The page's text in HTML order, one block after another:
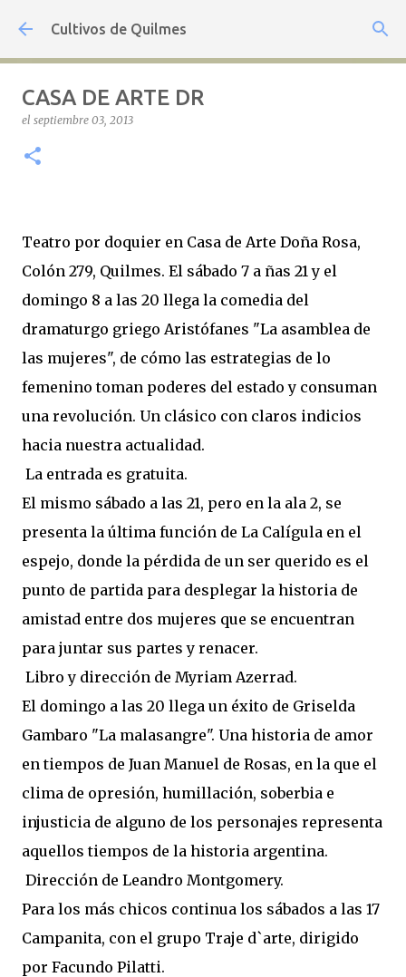
Ir al contenido principal
Cultivos de Quilmes
CASA DE ARTE DR
el septiembre 03, 2013
Teatro por doquier en Casa de Arte Doña Rosa,
Colón 279, Quilmes. El sábado 7 a ñas 21 y el
domingo 8 a las 20 llega la comedia del
dramaturgo griego Aristófanes "La asamblea de
las mujeres", de cómo las estrategias de lo
femenino toman poderes del estado y consuman
una revolución. Un clásico con claros indicios
hacia nuestra actualidad.
La entrada es gratuita.
El mismo sábado a las 21, pero en la ala 2, se
presenta la última función de La Calígula en el
espejo, donde la pérdida de un ser querido es el
punto de partida para desplegar la historia de
amistad entre dos mujeres que se encuentran
para juntar sus partes y renacer.
Libro y dirección de Myriam Azerrad.
El domingo a las 20 llega un éxito de Griselda
Gambaro "La malasangre". Una historia de amor
en tiempos de Juan Manuel de Rosas, en la que el
clima de opresión, humillación, soberbia e
injusticia de alguno de los personajes representa
aquellos tiempos de la historia argentina.
Dirección de Leandro Montgomery.
Para los más chicos continua los sábados a las 17
Campanita, con el grupo Traje d`arte, dirigido
por Facundo Pilatti.